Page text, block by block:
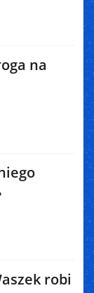
na
robi